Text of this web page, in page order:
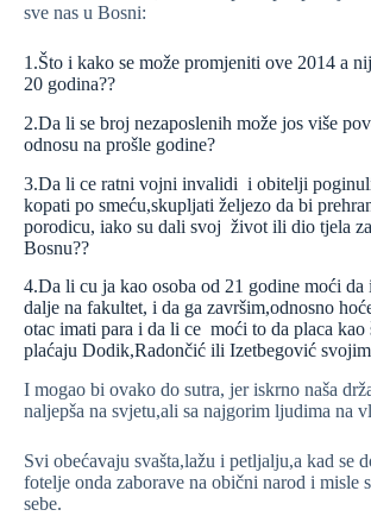
sve nas u Bosni:
1.Što i kako se može promjeniti ove 2014 a
20 godina??
2.Da li se broj nezaposlenih može jos više
odnosu na prošle godine?
3.Da li ce ratni vojni invalidi i obitelji
kopati po smeću,skupljati željezo da bi
porodicu, iako su dali svoj život ili dio tjela
Bosnu??
4.Da li cu ja kao osoba od 21 godine moći da
dalje na fakultet, i da ga završim,odnosno
otac imati para i da li ce moći to da placa kao
plaćaju Dodik,Radončić ili Izetbegović
I mogao bi ovako do sutra, jer iskrno naša
naljepša na svjetu,ali sa najgorim ljudima na
Svi obećavaju svašta,lažu i petljalju,a kad se
fotelje onda zaborave na obični narod i misle
sebe.